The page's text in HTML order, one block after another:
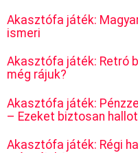
Akasztófa játék:
ismeri
Akasztófa játék: Retró
még rájuk?
Akasztófa játék:
– Ezeket biztosan
Akasztófa játék: Régi